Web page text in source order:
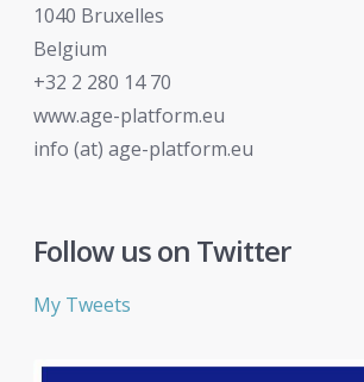
1040 Bruxelles
Belgium
+32 2 280 14 70
www.age-platform.eu
info (at) age-platform.eu
Follow us on Twitter
My Tweets